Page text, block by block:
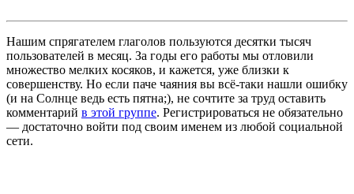
Нашим спрягателем глаголов пользуются десятки тысяч
пользователей в месяц. За годы его работы мы отловили
множество мелких косяков, и кажется, уже близки к
совершенству. Но если паче чаяния вы всё-таки нашли ошибку
(и на Солнце ведь есть пятна;), не сочтите за труд оставить
комментарий в этой группе. Регистрироваться не обязательно
— достаточно войти под своим именем из любой социальной
сети.